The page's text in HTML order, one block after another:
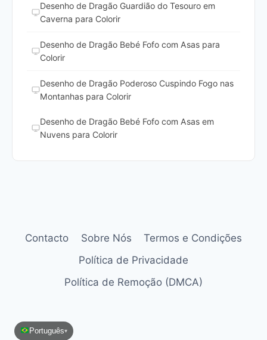
Desenho de Dragão Guardião do Tesouro em
Caverna para Colorir
Desenho de Dragão Bebé Fofo com Asas para
Colorir
Desenho de Dragão Poderoso Cuspindo Fogo nas
Montanhas para Colorir
Desenho de Dragão Bebé Fofo com Asas em
Nuvens para Colorir
Contacto Sobre Nós
Termos e Condições
Política de Privacidade
Política de Remoção (DMCA)
Português▾